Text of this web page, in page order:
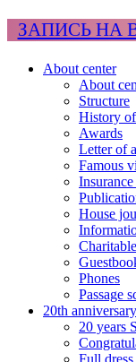
ЗАПИСЬ НА
About center
About
Structure
History
Awards
Letter of
Famous
House
Phones
Passage
20th
20 years
Full dress